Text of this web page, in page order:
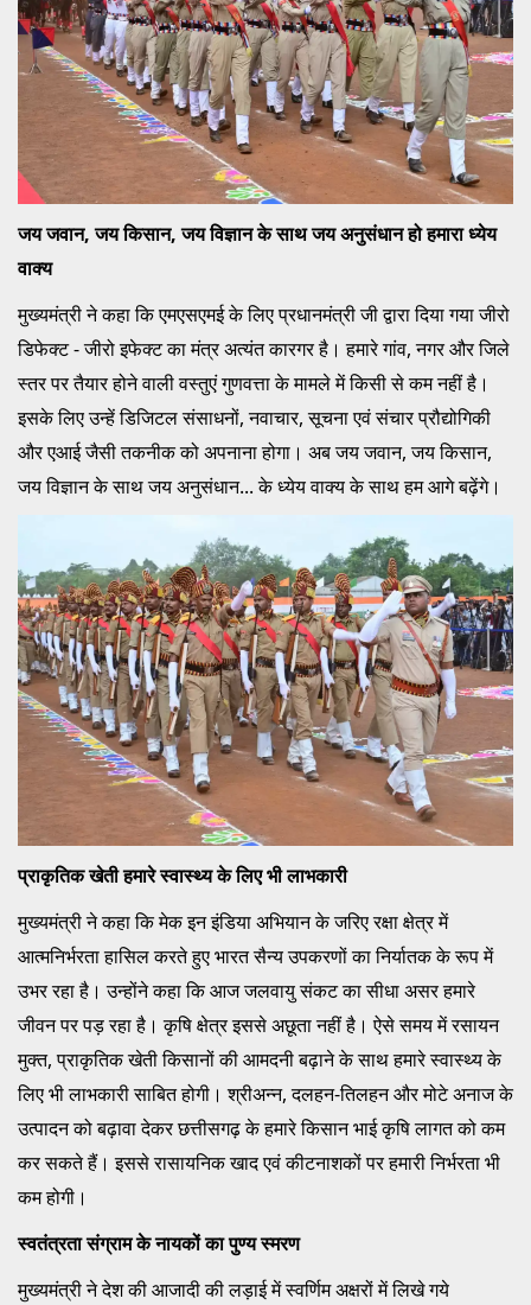
जय जवान, जय किसान, जय विज्ञान के साथ जय अनुसंधान हो हमारा ध्येय
वाक्य
मुख्यमंत्री ने कहा कि एमएसएमई के लिए प्रधानमंत्री जी द्वारा दिया गया जीरो
डिफेक्ट - जीरो इफेक्ट का मंत्र अत्यंत कारगर है। हमारे गांव, नगर और जिले
स्तर पर तैयार होने वाली वस्तुएं गुणवत्ता के मामले में किसी से कम नहीं है।
इसके लिए उन्हें डिजिटल संसाधनों, नवाचार, सूचना एवं संचार प्रौद्योगिकी
और एआई जैसी तकनीक को अपनाना होगा। अब जय जवान, जय किसान,
जय विज्ञान के साथ जय अनुसंधान... के ध्येय वाक्य के साथ हम आगे बढ़ेंगे।
प्राकृतिक खेती हमारे स्वास्थ्य के लिए भी लाभकारी
मुख्यमंत्री ने कहा कि मेक इन इंडिया अभियान के जरिए रक्षा क्षेत्र में
आत्मनिर्भरता हासिल करते हुए भारत सैन्य उपकरणों का निर्यातक के रूप में
उभर रहा है। उन्होंने कहा कि आज जलवायु संकट का सीधा असर हमारे
जीवन पर पड़ रहा है। कृषि क्षेत्र इससे अछूता नहीं है। ऐसे समय में रसायन
मुक्त, प्राकृतिक खेती किसानों की आमदनी बढ़ाने के साथ हमारे स्वास्थ्य के
लिए भी लाभकारी साबित होगी। श्रीअन्न, दलहन-तिलहन और मोटे अनाज के
उत्पादन को बढ़ावा देकर छत्तीसगढ़ के हमारे किसान भाई कृषि लागत को कम
कर सकते हैं। इससे रासायनिक खाद एवं कीटनाशकों पर हमारी निर्भरता भी
कम होगी।
स्वतंत्रता संग्राम के नायकों का पुण्य स्मरण
मुख्यमंत्री ने देश की आजादी की लड़ाई में स्वर्णिम अक्षरों में लिखे गये